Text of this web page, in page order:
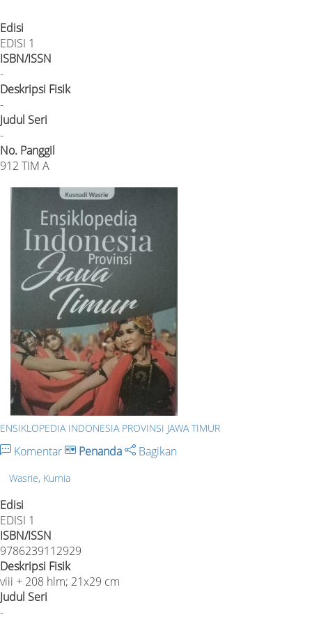
Edisi
EDISI 1
ISBN/ISSN
-
Deskripsi Fisik
-
Judul Seri
-
No. Panggil
912 TIM A
ENSIKLOPEDIA INDONESIA PROVINSI JAWA TIMUR
Komentar Penanda Bagikan
Wasrie, Kurnia
Edisi
EDISI 1
ISBN/ISSN
9786239112929
Deskripsi Fisik
viii + 208 hlm; 21x29 cm
Judul Seri
-